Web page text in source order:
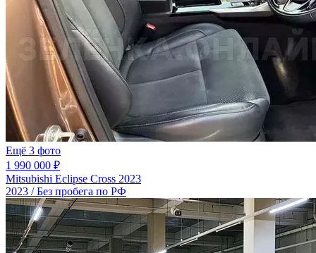
Ещё 3 фото
1 990 000 ₽
Mitsubishi Eclipse Cross 2023
2023 / Без пробега по РФ